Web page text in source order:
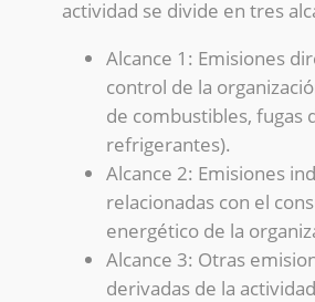
actividad se divide en tres
Alcance 1: Emisiones
control de la
de combustibles, fugas
refrigerantes).
Alcance 2: Emisiones
relacionadas con el
energético de la
Alcance 3: Otras
derivadas de la